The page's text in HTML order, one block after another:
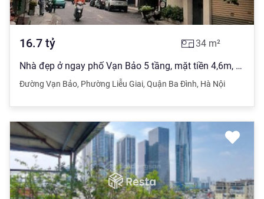
16.7 tỷ 34 m²
Nhà đẹp ở ngay phố Vạn Bảo 5 tầng, mặt tiền 4,6m, dt 34m giá 16,7 tỷ
Đường Vạn Bảo, Phường Liễu Giai, Quận Ba Đình, Hà Nội